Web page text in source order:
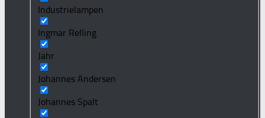
Industrielampen
Ingmar Relling
Jahr
Johannes Andersen
Johannes Spalt